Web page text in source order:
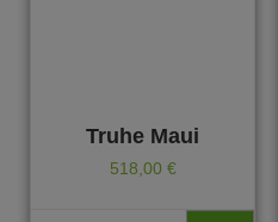
Truhe Maui
518,00 €